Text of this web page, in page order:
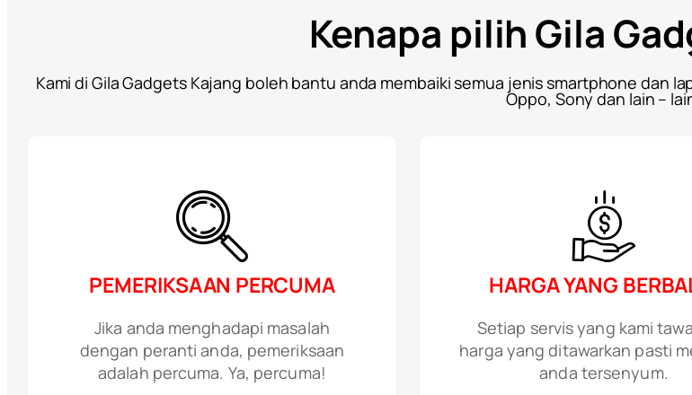
Kenapa pilih Gila
Kami di Gila Gadgets Kajang boleh bantu anda membaiki semua jenis smartphone dan
Oppo, Sony dan lain –
PEMERIKSAAN PERCUMA
Jika anda menghadapi masalah
dengan peranti anda, pemeriksaan
adalah percuma. Ya, percuma!
HARGA YANG
Setiap servis yang kami
harga yang ditawarkan pasti
anda tersenyum.